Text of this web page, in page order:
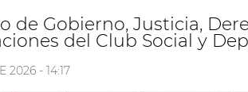
de Gobierno, Justicia,
del Club Social y
2026 - 14:17